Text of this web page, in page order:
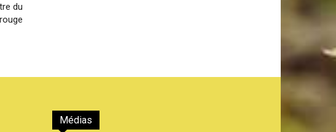
du
Médias